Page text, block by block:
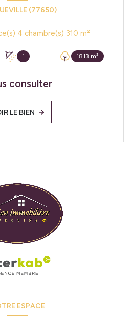
(77650)
Propriete 6 pièce(s) 4 chambre(s) 310 m²
1 1813 m²
consulter
LE BIEN
ESPACE